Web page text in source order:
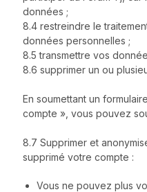
données ;
8.4 restreindre le
données personnelles ;
8.5 transmettre vos
8.6 supprimer un ou
En soumettant un
compte », vous pouvez
8.7 Supprimer et
supprimé votre compte :
Vous ne pouvez plus